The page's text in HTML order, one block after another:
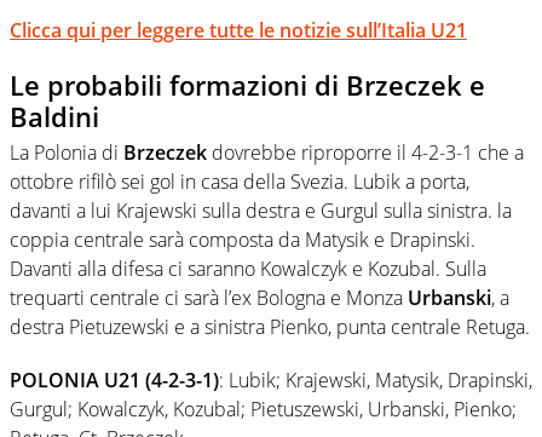
Clicca qui per leggere tutte le notizie sull’Italia U21
Le probabili formazioni di Brzeczek e
Baldini
La Polonia di Brzeczek dovrebbe riproporre il 4-2-3-1 che a
ottobre rifilò sei gol in casa della Svezia. Lubik a porta,
davanti a lui Krajewski sulla destra e Gurgul sulla sinistra. la
coppia centrale sarà composta da Matysik e Drapinski.
Davanti alla difesa ci saranno Kowalczyk e Kozubal. Sulla
trequarti centrale ci sarà l’ex Bologna e Monza Urbanski, a
destra Pietuzewski e a sinistra Pienko, punta centrale Retuga.
POLONIA U21 (4-2-3-1): Lubik; Krajewski, Matysik, Drapinski,
Gurgul; Kowalczyk, Kozubal; Pietuszewski, Urbanski, Pienko;